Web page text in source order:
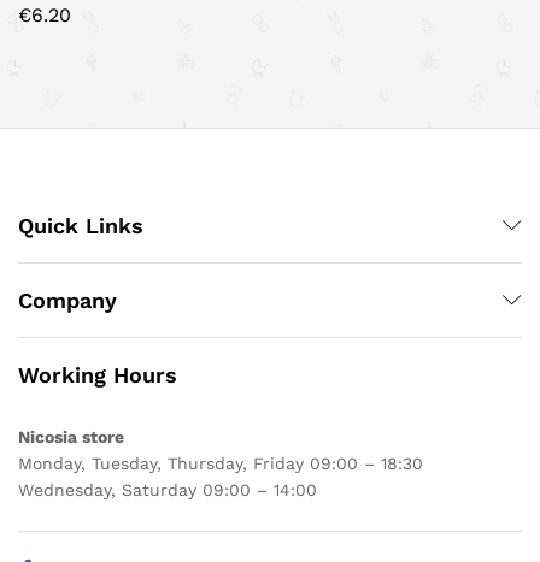
€6.20
Quick Links
Company
Working Hours
Nicosia store
Monday, Tuesday, Thursday, Friday 09:00 – 18:30
Wednesday, Saturday 09:00 – 14:00